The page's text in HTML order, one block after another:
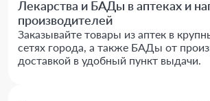
Лекарства и БАДы в аптеках и
производителей
Заказывайте товары из аптек в
сетях города, а также БАДы от
доставкой в удобный пункт выдачи.